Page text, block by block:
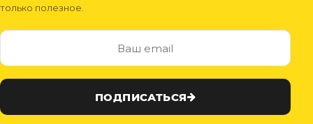
только полезное.
ПОДПИСАТЬСЯ